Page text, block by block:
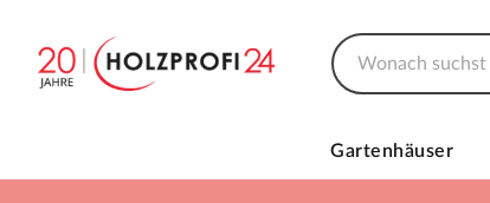
Gartenhäuser